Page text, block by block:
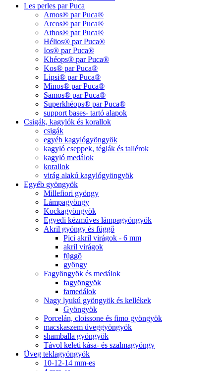
Les perles par Puca
Amos® par Puca®
Arcos® par Puca®
Athos® par Puca®
Hélios® par Puca®
Ios® par Puca®
Khéops® par Puca®
Kos® par Puca®
Lipsi® par Puca®
Minos® par Puca®
Samos® par Puca®
Superkhéops® par Puca®
support bases- tartó alapok
Csigák, kagylók és korallok
csigák
egyéb kagylógyöngyök
kagyló cseppek, téglák és tallérok
kagyló medálok
korallok
virág alakú kagylógyöngyök
Egyéb gyöngyök
Millefiori gyöngy
Lámpagyöngy
Kockagyöngyök
Egyedi kézműves lámpagyöngyök
Akril gyöngy és függő
Pici akril virágok - 6 mm
akril virágok
függõ
gyöngy
Fagyöngyök és medálok
fagyöngyök
famedálok
Nagy lyukú gyöngyök és kellékek
Gyöngyök
Porcelán, cloissone és fimo gyöngyök
macskaszem üveggyöngyök
shamballa gyöngyök
Távol keleti kása- és szalmagyöngy
Üveg teklagyöngyök
10-12-14 mm-es